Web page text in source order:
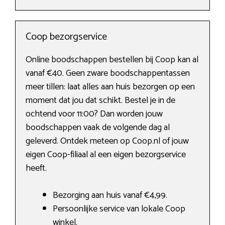
Coop bezorgservice
Online boodschappen bestellen bij Coop kan al
vanaf €40. Geen zware boodschappentassen
meer tillen: laat alles aan huis bezorgen op een
moment dat jou dat schikt. Bestel je in de
ochtend voor 11:00? Dan worden jouw
boodschappen vaak de volgende dag al
geleverd. Ontdek meteen op Coop.nl of jouw
eigen Coop-filiaal al een eigen bezorgservice
heeft.
Bezorging aan huis vanaf €4,99.
Persoonlijke service van lokale Coop